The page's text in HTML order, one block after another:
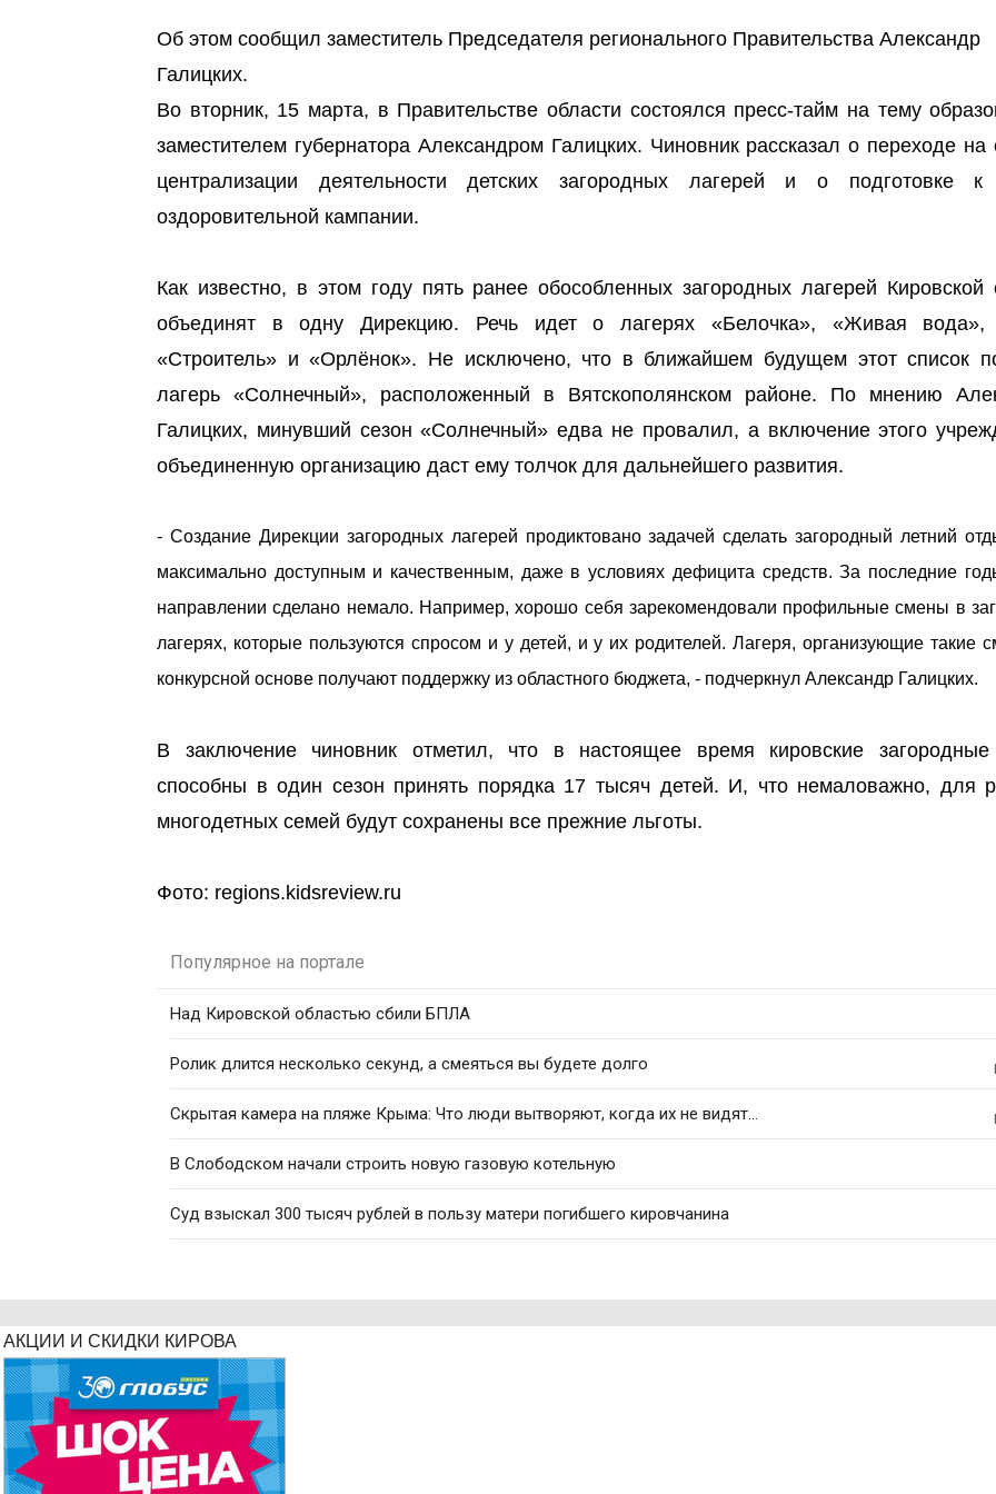
Об этом сообщил заместитель Председателя регионального Правительства Александр
Галицких.
Во вторник, 15 марта, в Правительстве области состоялся пресс-тайм на тему
заместителем губернатора Александром Галицких. Чиновник рассказал о переходе на
централизации деятельности детских загородных лагерей и о подготовке к
оздоровительной кампании.
Как известно, в этом году пять ранее обособленных загородных лагерей Кировской
объединят в одну Дирекцию. Речь идет о лагерях «Белочка», «Живая вода»,
«Строитель» и «Орлёнок». Не исключено, что в ближайшем будущем этот список
лагерь «Солнечный», расположенный в Вятскополянском районе. По мнению
Галицких, минувший сезон «Солнечный» едва не провалил, а включение этого
объединенную организацию даст ему толчок для дальнейшего развития.
- Создание Дирекции загородных лагерей продиктовано задачей сделать загородный летний
максимально доступным и качественным, даже в условиях дефицита средств. За последние
направлении сделано немало. Например, хорошо себя зарекомендовали профильные смены в
лагерях, которые пользуются спросом и у детей, и у их родителей. Лагеря, организующие такие
конкурсной основе получают поддержку из областного бюджета, - подчеркнул Александр Галицких.
В заключение чиновник отметил, что в настоящее время кировские загородные
способны в один сезон принять порядка 17 тысяч детей. И, что немаловажно, для
многодетных семей будут сохранены все прежние льготы.
Фото: regions.kidsreview.ru
Популярное на портале
Над Кировской областью сбили БПЛА
Ролик длится несколько секунд, а смеяться вы будете долго
Скрытая камера на пляже Крыма: Что люди вытворяют, когда их не видят...
В Слободском начали строить новую газовую котельную
Суд взыскал 300 тысяч рублей в пользу матери погибшего кировчанина
АКЦИИ И СКИДКИ КИРОВА